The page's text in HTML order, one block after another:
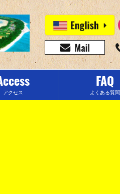
アクセス
FAQ
よくある質問